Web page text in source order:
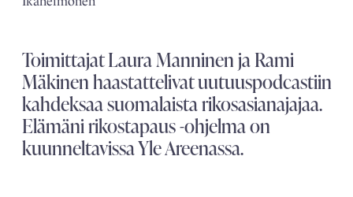
Toimittajat Laura Manninen ja Rami
Mäkinen haastattelivat uutuuspodcastiin
kahdeksaa suomalaista rikosasianajajaa.
Elämäni rikostapaus -ohjelma on
kuunneltavissa Yle Areenassa.